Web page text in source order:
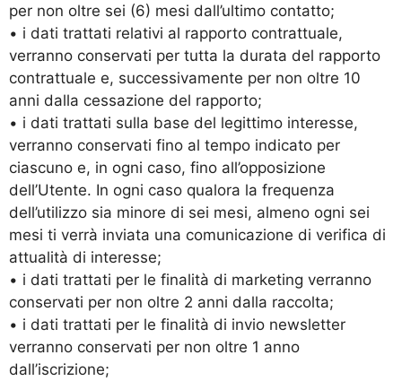
per non oltre sei (6) mesi dall’ultimo contatto;
• i dati trattati relativi al rapporto contrattuale,
verranno conservati per tutta la durata del rapporto
contrattuale e, successivamente per non oltre 10
anni dalla cessazione del rapporto;
• i dati trattati sulla base del legittimo interesse,
verranno conservati fino al tempo indicato per
ciascuno e, in ogni caso, fino all’opposizione
dell’Utente. In ogni caso qualora la frequenza
dell’utilizzo sia minore di sei mesi, almeno ogni sei
mesi ti verrà inviata una comunicazione di verifica di
attualità di interesse;
• i dati trattati per le finalità di marketing verranno
conservati per non oltre 2 anni dalla raccolta;
• i dati trattati per le finalità di invio newsletter
verranno conservati per non oltre 1 anno
dall’iscrizione;